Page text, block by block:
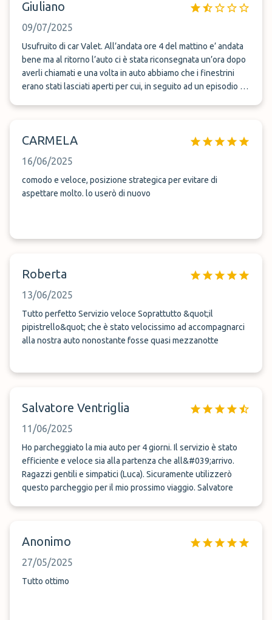
Giuliano
09/07/2025
Usufruito di car Valet. All’andata ore 4 del mattino e’ andata
bene ma al ritorno l’auto ci è stata riconsegnata un’ora dopo
averli chiamati e una volta in auto abbiamo che i finestrini
erano stati lasciati aperti per cui, in seguito ad un episodio di
mattino, dopodiché la giornata è tornata soleggiata e calda.
avrebbero potuto asciugare e ripristinare il tutto durante
tutta la giornata. Evidentemente hanno realizzato che si era
bagnata solo al momento in cui ci hanno dovuto restituire
CARMELA
16/06/2025
comodo e veloce, posizione strategica per evitare di
aspettare molto. lo userò di nuovo
Roberta
13/06/2025
Tutto perfetto Servizio veloce Soprattutto &quot;il
pipistrello&quot; che è stato velocissimo ad accompagnarci
alla nostra auto nonostante fosse quasi mezzanotte
Salvatore Ventriglia
11/06/2025
Ho parcheggiato la mia auto per 4 giorni. Il servizio è stato
efficiente e veloce sia alla partenza che all&#039;arrivo.
Ragazzi gentili e simpatici (Luca). Sicuramente utilizzerò
questo parcheggio per il mio prossimo viaggio. Salvatore
Anonimo
27/05/2025
Tutto ottimo